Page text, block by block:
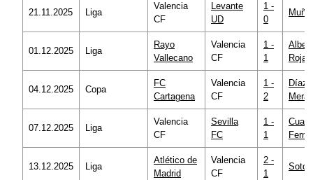
21.11.2025 Liga
Valencia
CF
Levante
UD
1 -
0
01.12.2025 Liga
Rayo
Vallecano
Valencia
CF
1 -
1
Rojas
04.12.2025 Copa
FC
Cartagena
Valencia
CF
1 -
2
Díaz
Mera
07.12.2025 Liga
Valencia
CF
Sevilla
FC
1 -
1
13.12.2025 Liga
Atlético de
Madrid
Valencia
CF
2 -
1
Soto